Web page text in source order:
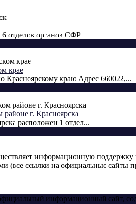
отделов органов СФР....
крае
краю Адрес 660022,...
г. Красноярска
расположен 1 отдел...
информационную
(все ссылки на официальные сайты
информационный сайт,